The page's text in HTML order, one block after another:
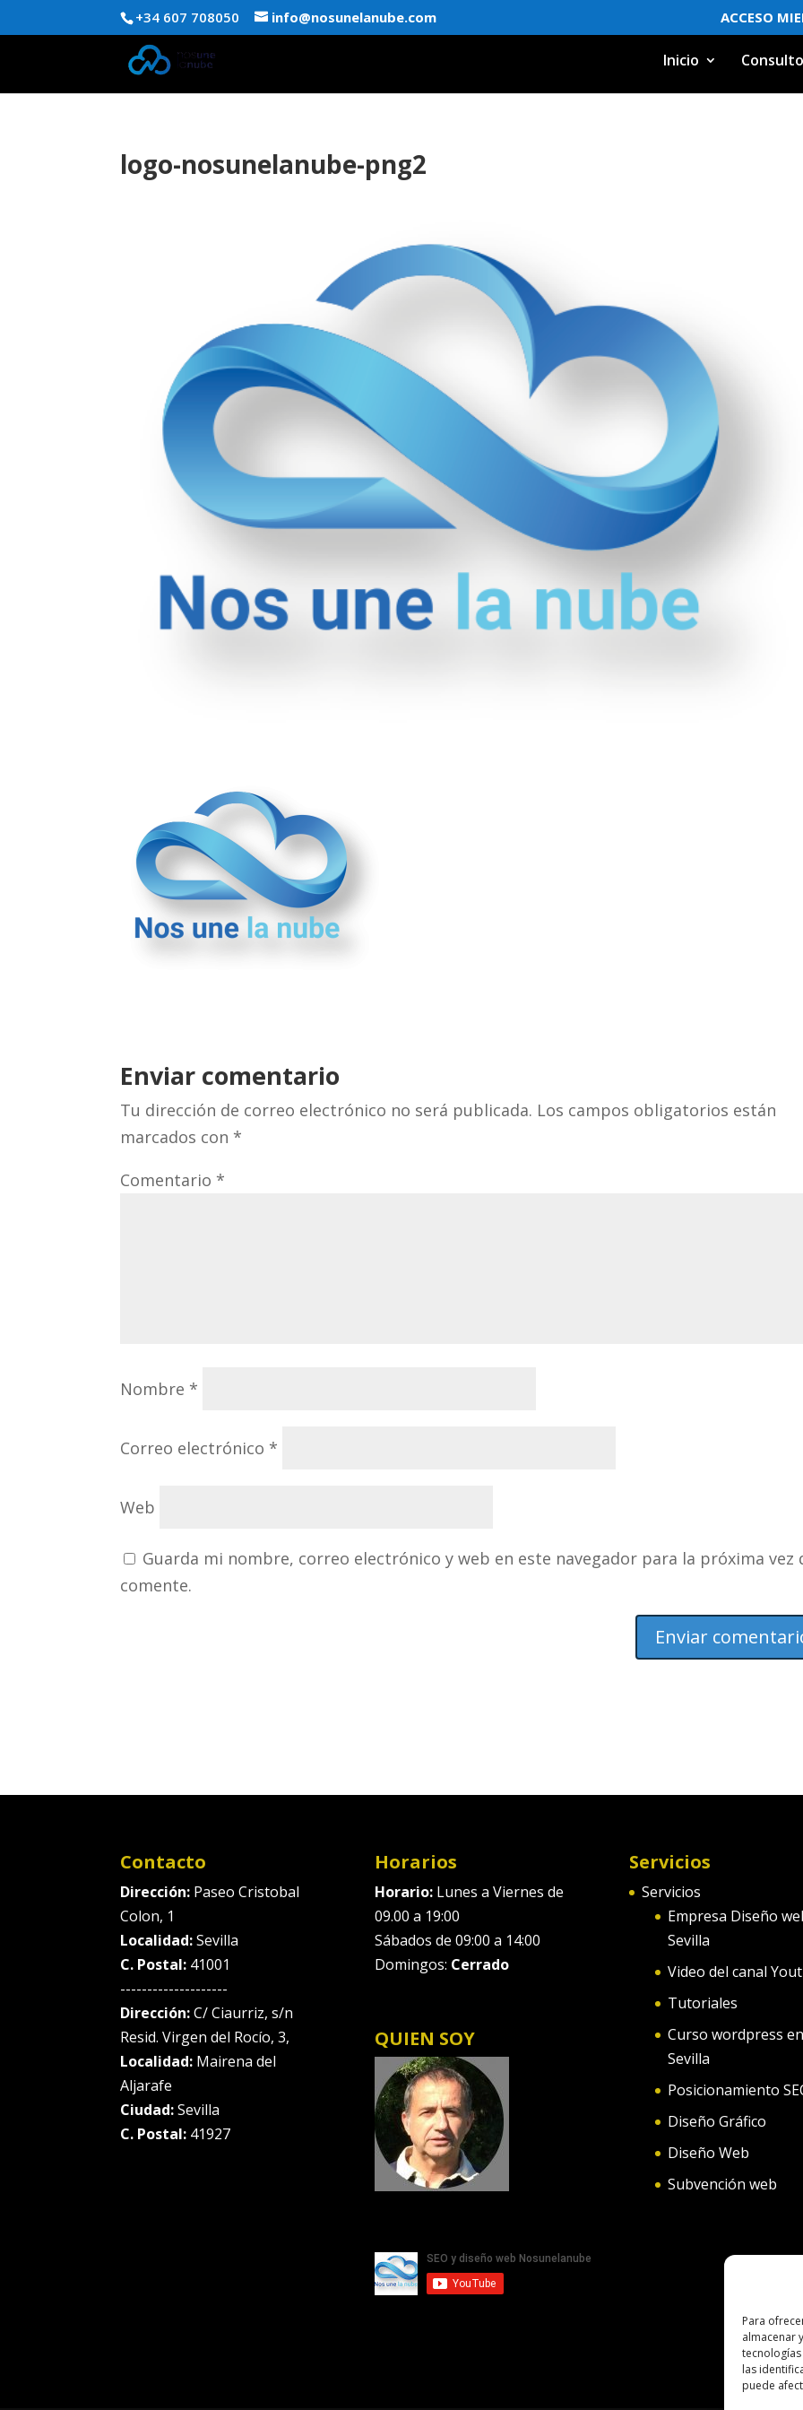
Para
almacenar
las
puede
+34 607 708050 info@nosunelanube.com ACCESO
Inicio
logo-nosunelanube-png2
Enviar comentario
Tu dirección de correo electrónico no será publicada. Los campos obligatorios están
marcados con *
Comentario *
Nombre *
Correo electrónico *
Web
Guarda mi nombre, correo electrónico y web en este navegador para la próxima vez
comente.
Contacto
Dirección: Paseo Cristobal
Colon, 1
Localidad:Sevilla
C. Postal: 41001
--------------------
Dirección:C/ Ciaurriz, s/n
Resid. Virgen del Rocío, 3,
Localidad: Mairena del
Aljarafe
Ciudad:Sevilla
C. Postal: 41927
Horarios
Horario:Lunes a Viernes de
09.00 a 19:00
Sábados de 09:00 a 14:00
Domingos: Cerrado
QUIEN SOY
Servicios
Servicios
Empresa Diseño
Sevilla
Video del canal
Tutoriales
Curso wordpress en
Sevilla
Posicionamiento
Diseño Gráfico
Diseño Web
Subvención web